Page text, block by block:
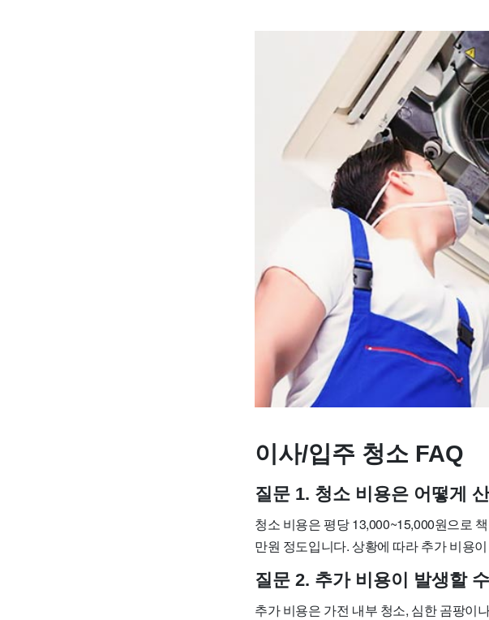
이사/입주 청소 FAQ
질문 1. 청소 비용은 어떻게
청소 비용은 평당 13,000~15,000원으로
만원 정도입니다. 상황에 따라 추가 비용
질문 2. 추가 비용이 발생할
추가 비용은 가전 내부 청소, 심한 곰팡이